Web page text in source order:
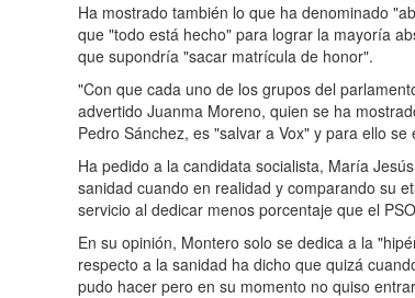
Ha mostrado también lo que ha denominado
que "todo está hecho" para lograr la mayoría
que supondría "sacar matrícula de honor".
"Con que cada uno de los grupos del
advertido Juanma Moreno, quien se ha
Pedro Sánchez, es "salvar a Vox" y para ello
Ha pedido a la candidata socialista, María
sanidad cuando en realidad y comparando su
servicio al dedicar menos porcentaje que el
En su opinión, Montero solo se dedica a la
respecto a la sanidad ha dicho que quizá
pudo hacer pero en su momento no quiso